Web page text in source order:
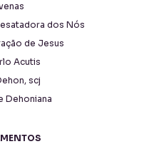
dos Nós
de Jesus
Acutis
scj
Dehoniana